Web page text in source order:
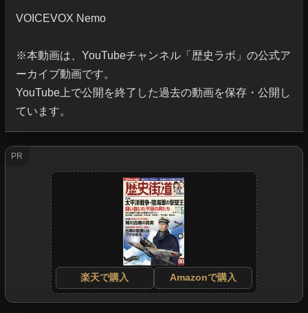
VOICEVOX Nemo
※本動画は、YouTubeチャンネル「歴史ラボ」の公式ア
ーカイブ動画です。
YouTube上で公開を終了した過去の動画を保存・公開し
ています。
PR
楽天で購入 Amazonで購入